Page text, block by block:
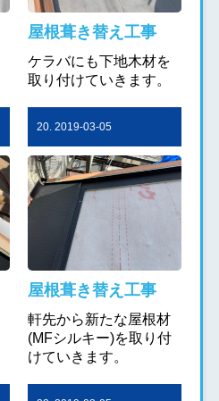
屋根葺き替え工事
ケラバにも下地木材を
取り付けていきます。
20. 2019-03-05
屋根葺き替え工事
軒先から新たな屋根材
(MFシルキー)を取り付
けていきます。